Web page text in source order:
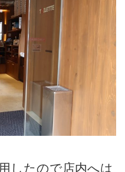
したので店内へは